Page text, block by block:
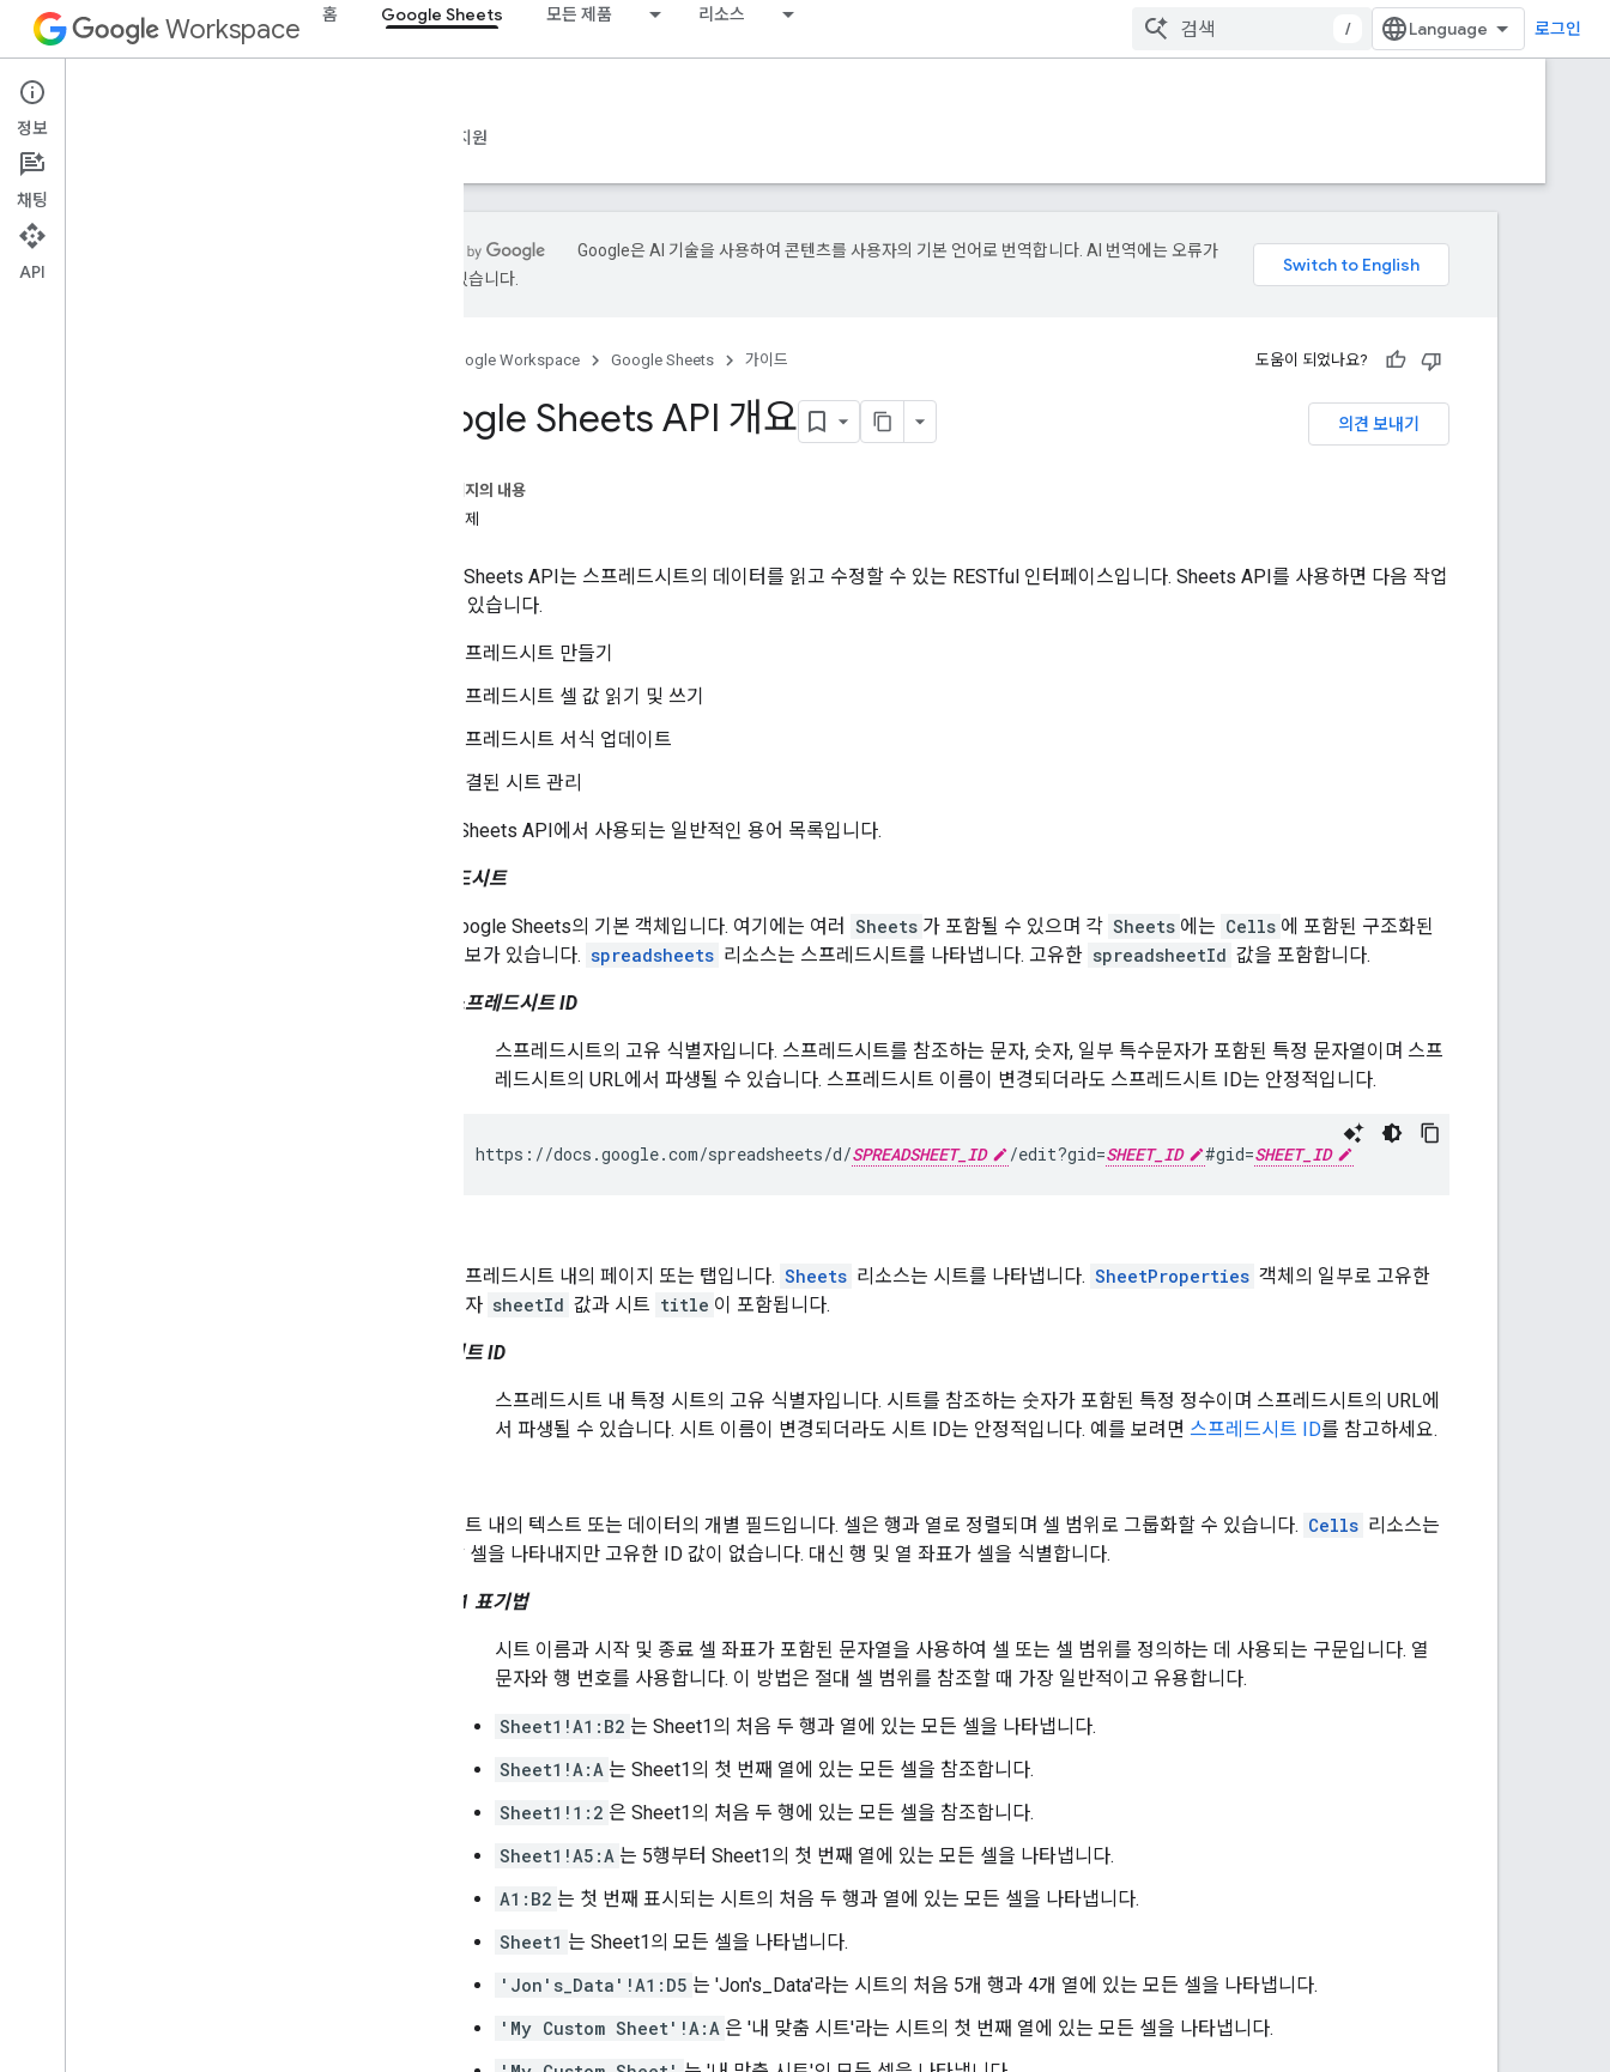
Workspace 홈 Google Sheets 모든 제품 리소스
/ 로그인
Google Sheets
개요 지원
Google은 AI 기술을 사용하여 콘텐츠를 사용자의 기본 언어로 번역합니다. AI 번역에는 오류가
있을 수 있습니다.
Google Workspace Google Sheets 가이드 도움이 되었나요?
의견 보내기
Google Sheets API 개요
이 페이지의 내용
관련 주제
Google Sheets API는 스프레드시트의 데이터를 읽고 수정할 수 있는 RESTful 인터페이스입니다. Sheets API를 사용하면 다음 작업
을 할 수 있습니다.
스프레드시트 만들기
스프레드시트 셀 값 읽기 및 쓰기
스프레드시트 서식 업데이트
연결된 시트 관리
다음은 Sheets API에서 사용되는 일반적인 용어 목록입니다.
스프레드시트
Google Sheets의 기본 객체입니다. 여기에는 여러 Sheets 가 포함될 수 있으며 각 Sheets 에는 Cells 에 포함된 구조화된
정보가 있습니다. spreadsheets 리소스는 스프레드시트를 나타냅니다. 고유한 spreadsheetId 값을 포함합니다.
스프레드시트 ID
스프레드시트의 고유 식별자입니다. 스프레드시트를 참조하는 문자, 숫자, 일부 특수문자가 포함된 특정 문자열이며 스프
레드시트의 URL에서 파생될 수 있습니다. 스프레드시트 이름이 변경되더라도 스프레드시트 ID는 안정적입니다.
https://docs.google.com/spreadsheets/d/SPREADSHEET_ID /edit?gid=SHEET_ID #gid=SHEET_ID
스프레드시트 내의 페이지 또는 탭입니다. Sheets 리소스는 시트를 나타냅니다. SheetProperties 객체의 일부로 고유한
숫자 sheetId 값과 시트 title 이 포함됩니다.
시트 ID
스프레드시트 내 특정 시트의 고유 식별자입니다. 시트를 참조하는 숫자가 포함된 특정 정수이며 스프레드시트의 URL에
서 파생될 수 있습니다. 시트 이름이 변경되더라도 시트 ID는 안정적입니다. 예를 보려면 스프레드시트 ID를 참고하세요.
시트 내의 텍스트 또는 데이터의 개별 필드입니다. 셀은 행과 열로 정렬되며 셀 범위로 그룹화할 수 있습니다. Cells 리소스는
각 셀을 나타내지만 고유한 ID 값이 없습니다. 대신 행 및 열 좌표가 셀을 식별합니다.
A1 표기법
시트 이름과 시작 및 종료 셀 좌표가 포함된 문자열을 사용하여 셀 또는 셀 범위를 정의하는 데 사용되는 구문입니다. 열
문자와 행 번호를 사용합니다. 이 방법은 절대 셀 범위를 참조할 때 가장 일반적이고 유용합니다.
Sheet1!A1:B2 는 Sheet1의 처음 두 행과 열에 있는 모든 셀을 나타냅니다.
Sheet1!A:A 는 Sheet1의 첫 번째 열에 있는 모든 셀을 참조합니다.
Sheet1!1:2 은 Sheet1의 처음 두 행에 있는 모든 셀을 참조합니다.
Sheet1!A5:A 는 5행부터 Sheet1의 첫 번째 열에 있는 모든 셀을 나타냅니다.
A1:B2 는 첫 번째 표시되는 시트의 처음 두 행과 열에 있는 모든 셀을 나타냅니다.
Sheet1 는 Sheet1의 모든 셀을 나타냅니다.
'Jon's_Data'!A1:D5 는 'Jon's_Data'라는 시트의 처음 5개 행과 4개 열에 있는 모든 셀을 나타냅니다.
'My Custom Sheet'!A:A 은 '내 맞춤 시트'라는 시트의 첫 번째 열에 있는 모든 셀을 나타냅니다.
정보
채팅
API